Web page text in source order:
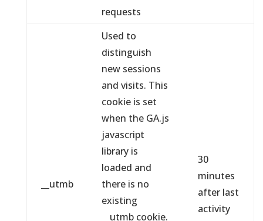
requests
__utmb
Used to
distinguish
new sessions
and visits. This
cookie is set
when the GA.js
javascript
library is
loaded and
there is no
existing
__utmb cookie.
30
minutes
after last
activity